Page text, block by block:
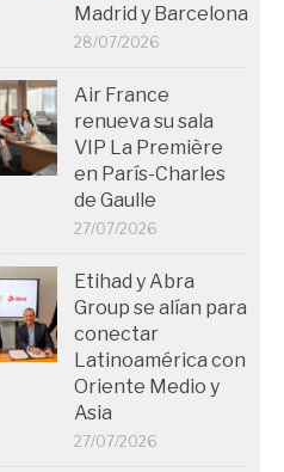
Madrid y Barcelona
28/07/2026
Air France
renueva su sala
VIP La Première
en París-Charles
de Gaulle
27/07/2026
Etihad y Abra
Group se alían para
conectar
Latinoamérica con
Oriente Medio y
Asia
27/07/2026